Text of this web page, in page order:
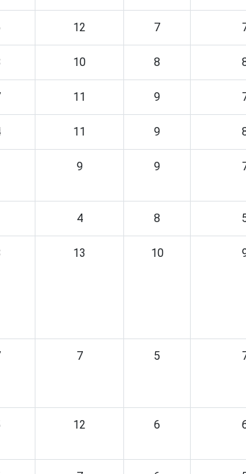
12 7
10 8
11 9
11 9
9 9
4 8
13 10
7 5
12 6